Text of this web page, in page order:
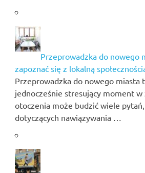
Przeprowadzka do nowego
zapoznać się z lokalną
Przeprowadzka do nowego miasta
jednocześnie stresujący moment w
otoczenia może budzić wiele pytań,
dotyczących nawiązywania …